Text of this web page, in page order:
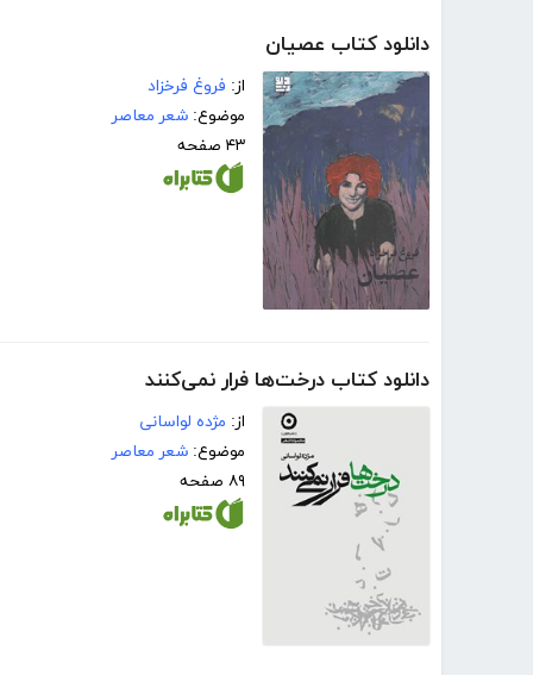
دانلود کتاب عصیان
از: فروغ فرخزاد
موضوع: شعر معاصر
۴۳ صفحه
دانلود کتاب درخت‌ها فرار نمی‌کنند
از: مژده لواسانی
موضوع: شعر معاصر
۸۹ صفحه